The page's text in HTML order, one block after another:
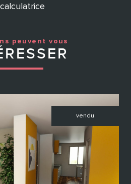
calculatrice
peuvent vous
vendu
le bien